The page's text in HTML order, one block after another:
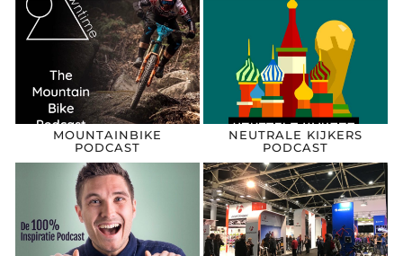
MOUNTAINBIKE
PODCAST
NEUTRALE KIJKERS
PODCAST